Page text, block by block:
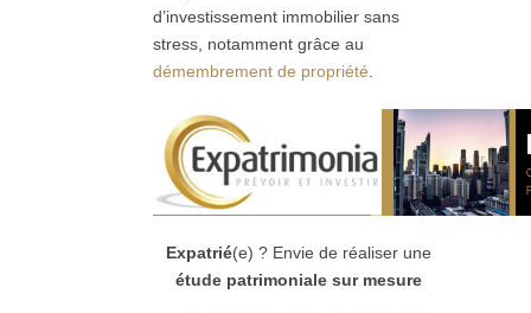
d’investissement immobilier sans
stress, notamment grâce au
démembrement de propriété
Expatrié(e) ? Envie de réaliser une
étude patrimoniale sur mesure